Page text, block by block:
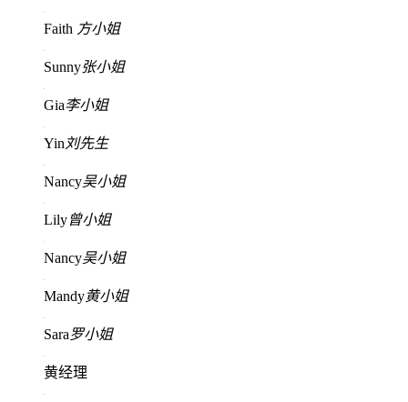
Faith 方小姐
Sunny张小姐
Gia李小姐
Yin 刘先生
Nancy吴小姐
Lily曾小姐
Nancy吴小姐
Mandy黄小姐
Sara罗小姐
黄经理